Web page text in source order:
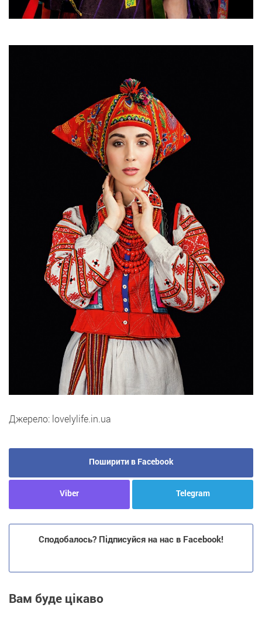
Джерело: lovelylife.in.ua
Поширити в Facebook
Viber Telegram
Сподобалось? Підписуйся на нас в Facebook!
Вам буде цікаво